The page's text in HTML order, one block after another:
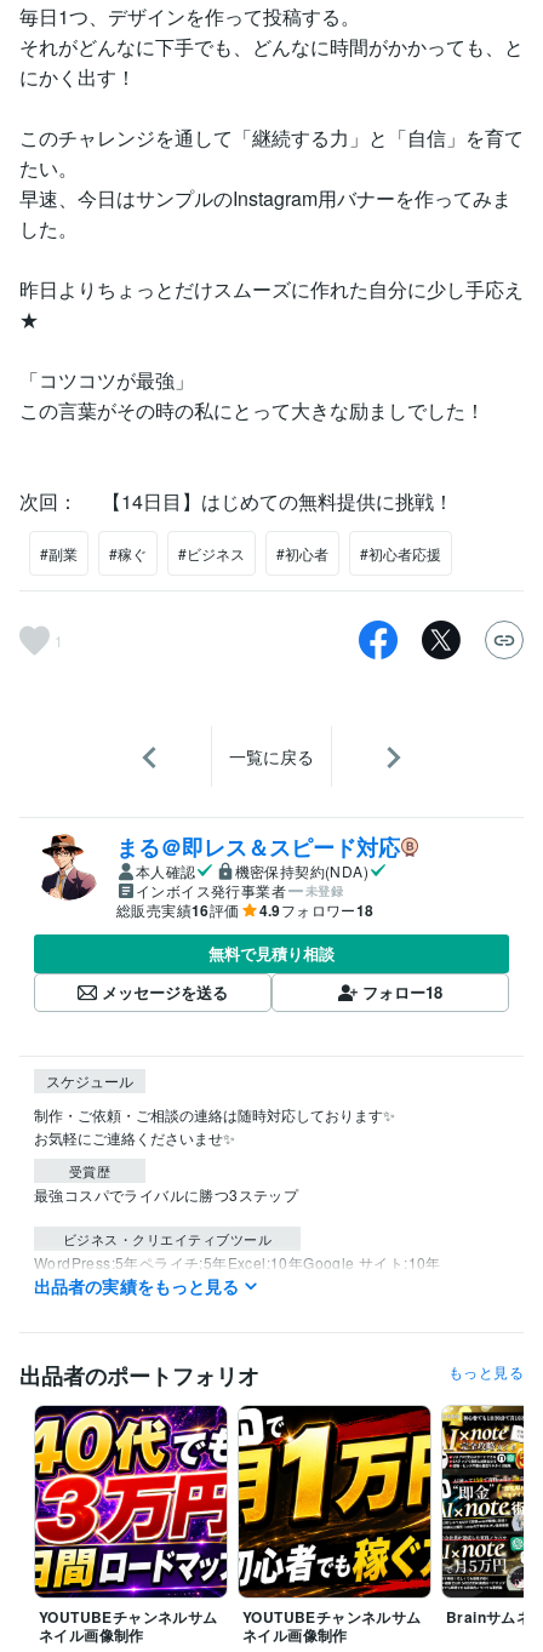
毎日1つ、デザインを作って投稿する。
それがどんなに下手でも、どんなに時間がかかっても、と
にかく出す！
このチャレンジを通して「継続する力」と「自信」を育て
たい。
早速、今日はサンプルのInstagram用バナーを作ってみま
した。
昨日よりちょっとだけスムーズに作れた自分に少し手応え
★
「コツコツが最強」
この言葉がその時の私にとって大きな励ましでした！
次回： 【14日目】はじめての無料提供に挑戦！
#副業 #稼ぐ #ビジネス #初心者 #初心者応援
1
一覧に戻る
まる＠即レス＆スピード対応
本人確認
機密保持契約(NDA)
インボイス発行事業者
未登録
総販売実績16評価 4.9フォロワー18
無料で見積り相談
メッセージを送る
フォロー18
スケジュール
制作・ご依頼・ご相談の連絡は随時対応しております✨
受賞歴
最強コスパでライバルに勝つ3ステップ
ビジネス・クリエイティブツール
WordPress:5年ペライチ:5年Excel:10年Google サイト:10年
Google スプレッドシート:15年Google スライド:15年
PowerPoint:10年Word:10年Adobe Analytics:10年
Yahoo!タグマネージャー:10年ChatGPT:3年
Adobe Photoshop:16年Figma:10年
得意分野
Web制作・HP作成・EC構築 サムネイル画像、ロゴ、LP制作
Webデザイン
出品者の実績をもっと見る
出品者のポートフォリオ もっと見る
YOUTUBEチャンネルサム
ネイル画像制作
YOUTUBEチャンネルサム
ネイル画像制作
Brainサムネ